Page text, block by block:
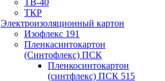
ТВ-40
ТКР
Электроизоляционный картон
Изофлекс 191
Пленкасинтокартон
(Синтофлекс) ПСК
Пленкосинтокартон
(синтфлекс) ПСК 515